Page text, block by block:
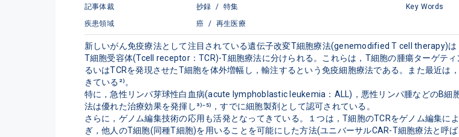
記事体裁
抄録 / 特集
疾患領域
癌 / 再生医療
Key Words
新しいがん免疫療法として注目されている遺伝子改変T細胞療法(genemodified T cell therapy)
T細胞受容体(Tcell receptor：TCR)-T細胞療法に分けられる。これらは，T細胞の腫瘍ターゲテ
るいはTCRを発現させたT細胞を体外増幅し，輸注するという免疫細胞療法である。また最近は
きている²⁾。
特に，急性リンパ芽球性白血病(acute lymphoblastic leukemia：ALL)，悪性リンパ腫などのB細
法は優れた治療効果を発揮し³⁾⁻⁵⁾，すでに細胞製剤として認可されている。
さらに，ゲノム編集技術の応用も活発となってきている。１つは，T細胞のTCRをゲノム編集
ぎ，他人のT細胞(同種T細胞)を用いることを可能にした方法(ユニバーサルCAR-T細胞療法と呼